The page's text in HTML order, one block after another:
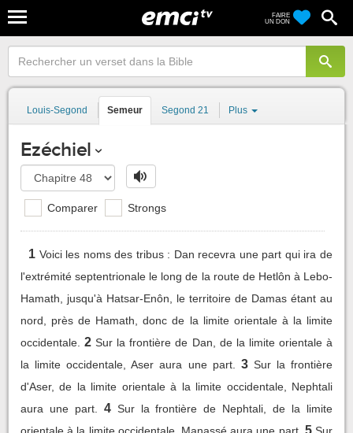
FAIRE
UN DON
Louis-Segond Semeur Segond 21 Plus
Ezéchiel
Comparer Strongs
1 Voici les noms des tribus : Dan recevra une part qui ira de
l'extrémité septentrionale le long de la route de Hetlôn à Lebo-
Hamath, jusqu'à Hatsar-Enôn, le territoire de Damas étant au
nord, près de Hamath, donc de la limite orientale à la limite
occidentale. 2 Sur la frontière de Dan, de la limite orientale à
la limite occidentale, Aser aura une part.
3 Sur la frontière
d'Aser, de la limite orientale à la limite occidentale, Nephtali
aura une part.
4 Sur la frontière de Nephtali, de la limite
5